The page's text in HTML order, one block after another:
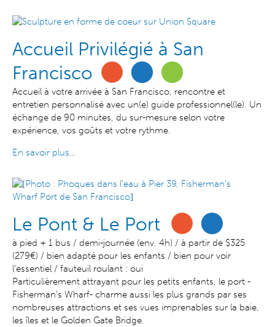
Accueil Privilégié à San
Francisco
Accueil à votre arrivée à San Francisco, rencontre et
entretien personnalisé avec un(e) guide professionnel(le). Un
échange de 90 minutes, du sur-mesure selon votre
expérience, vos goûts et votre rythme.
En savoir plus…
Le Pont & Le Port
à pied + 1 bus / demi-journée (env. 4h) / à partir de $325
(279€) / bien adapté pour les enfants / bien pour voir
l'essentiel / fauteuil roulant : oui
Particulièrement attrayant pour les petits enfants, le port -
Fisherman's Wharf- charme aussi les plus grands par ses
nombreuses attractions et ses vues imprenables sur la baie,
les îles et le Golden Gate Bridge.